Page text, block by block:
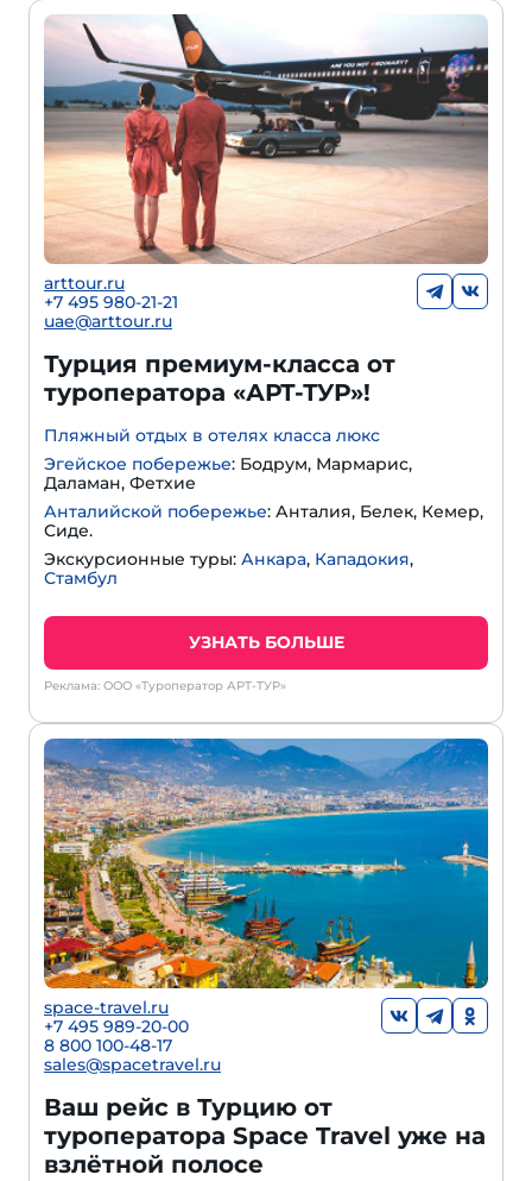
arttour.ru
+7 495 980-21-21
uae@arttour.ru
Турция премиум-класса от
туроператора «АРТ-ТУР»!
Пляжный отдых в отелях класса люкс
Эгейское побережье: Бодрум, Мармарис,
Даламан, Фетхие
Анталийской побережье: Анталия, Белек, Кемер,
Сиде.
Экскурсионные туры: Анкара, Кападокия,
Стамбул
УЗНАТЬ БОЛЬШЕ
Реклама: ООО «Туроператор АРТ-ТУР»
space-travel.ru
+7 495 989-20-00
8 800 100-48-17
sales@spacetravel.ru
Ваш рейс в Турцию от
туроператора Space Travel уже на
взлётной полосе